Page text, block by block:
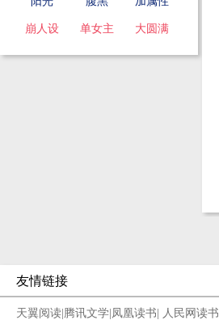
崩人设 单女主 大圆满
友情链接
天翼阅读 腾讯文学 凤凰读书 人民网读书